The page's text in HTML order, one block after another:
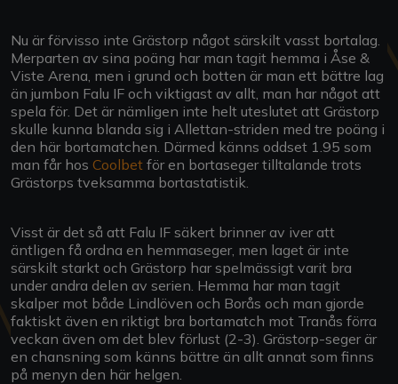
Nu är förvisso inte Grästorp något särskilt vasst bortalag.
Merparten av sina poäng har man tagit hemma i Åse &
Viste Arena, men i grund och botten är man ett bättre lag
än jumbon Falu IF och viktigast av allt, man har något att
spela för. Det är nämligen inte helt uteslutet att Grästorp
skulle kunna blanda sig i Allettan-striden med tre poäng i
den här bortamatchen. Därmed känns oddset 1.95 som
man får hos Coolbet för en bortaseger tilltalande trots
Grästorps tveksamma bortastatistik.
Visst är det så att Falu IF säkert brinner av iver att
äntligen få ordna en hemmaseger, men laget är inte
särskilt starkt och Grästorp har spelmässigt varit bra
under andra delen av serien. Hemma har man tagit
skalper mot både Lindlöven och Borås och man gjorde
faktiskt även en riktigt bra bortamatch mot Tranås förra
veckan även om det blev förlust (2-3). Grästorp-seger är
en chansning som känns bättre än allt annat som finns
på menyn den här helgen.